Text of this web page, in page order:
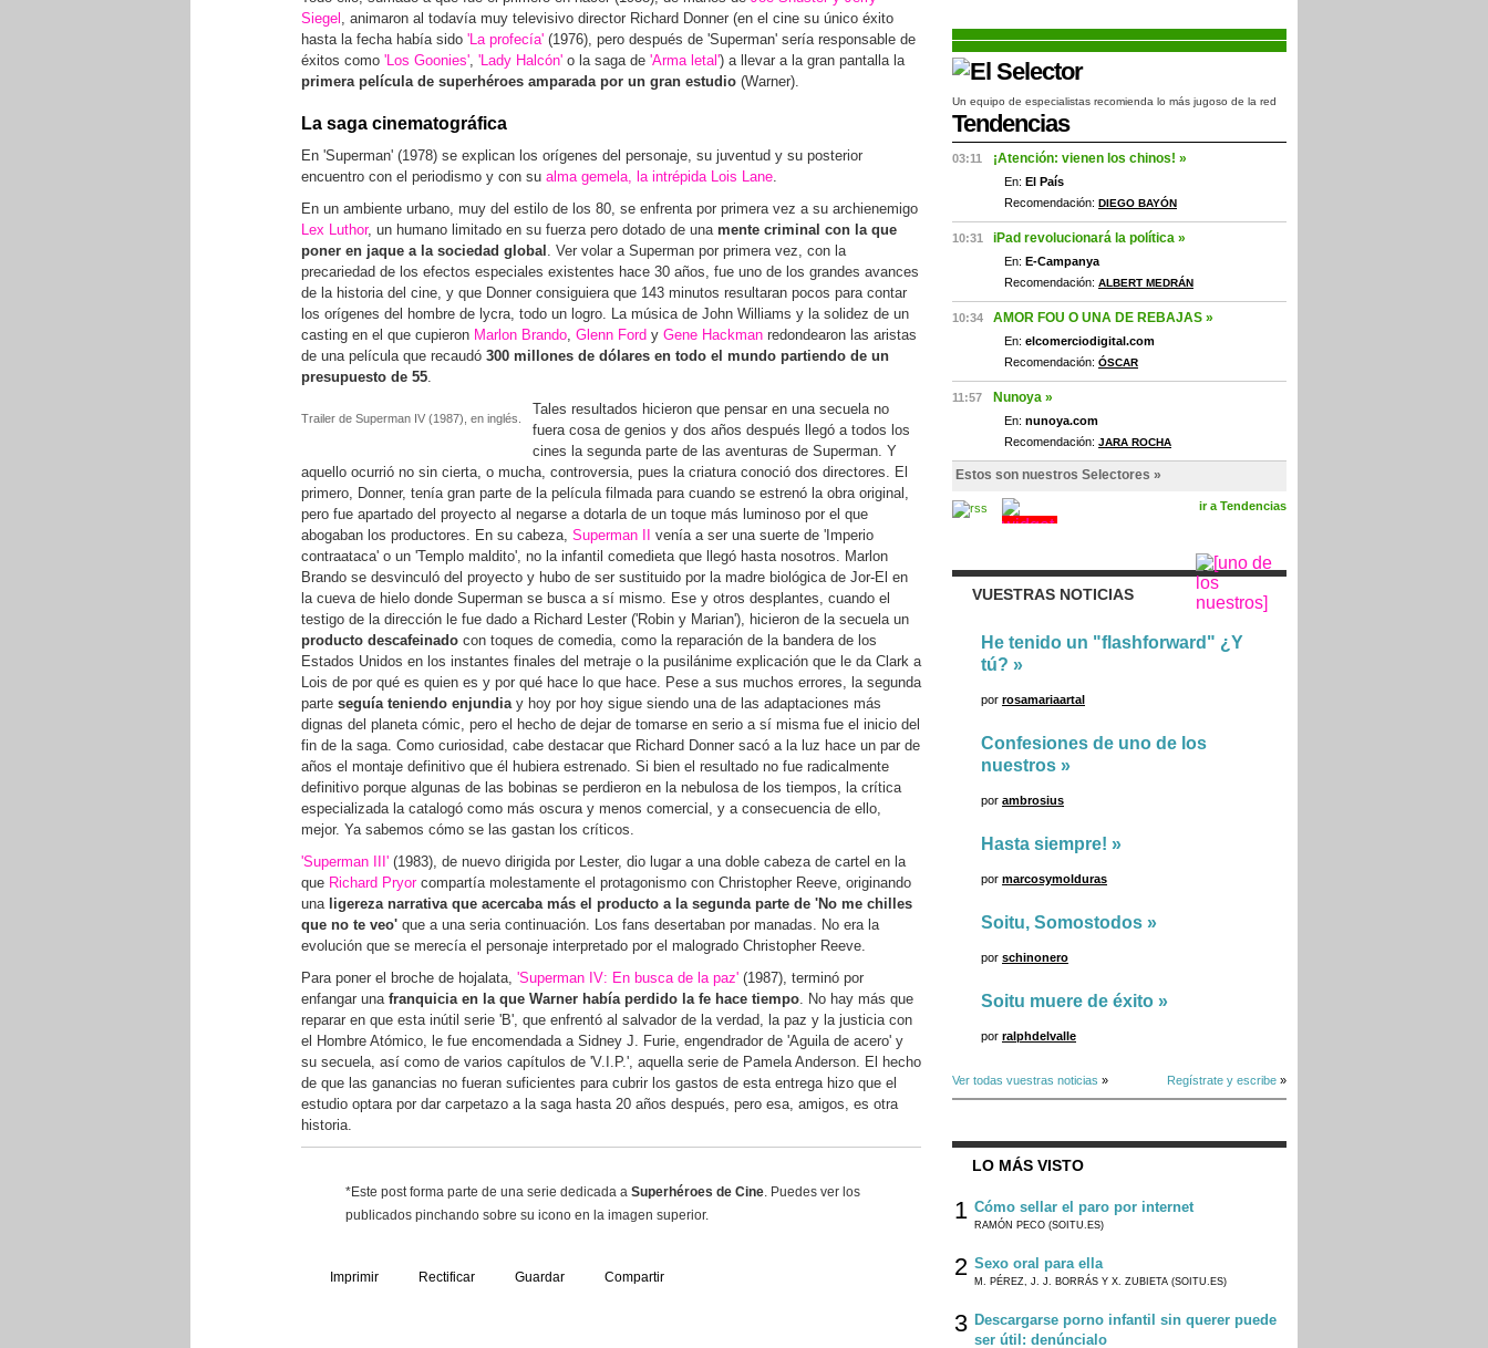
Siegel , animaron al todavía muy televisivo director Richard Donner (en el cine su único éxito
hasta la fecha había sido 'La profecía' (1976), pero después de 'Superman' sería responsable de
éxitos como 'Los Goonies', 'Lady Halcón' o la saga de 'Arma letal') a llevar a la gran pantalla la
primera película de superhéroes amparada por un gran estudio (Warner).
La saga cinematográfica
En 'Superman' (1978) se explican los orígenes del personaje, su juventud y su posterior
encuentro con el periodismo y con su alma gemela, la intrépida Lois Lane.
En un ambiente urbano, muy del estilo de los 80, se enfrenta por primera vez a su archienemigo
Lex Luthor, un humano limitado en su fuerza pero dotado de una mente criminal con la que
poner en jaque a la sociedad global . Ver volar a Superman por primera vez, con la
precariedad de los efectos especiales existentes hace 30 años, fue uno de los grandes avances
de la historia del cine, y que Donner consiguiera que 143 minutos resultaran pocos para contar
los orígenes del hombre de lycra, todo un logro. La música de John Williams y la solidez de un
casting en el que cupieron Marlon Brando, Glenn Ford y Gene Hackman redondearon las aristas
de una película que recaudó 300 millones de dólares en todo el mundo partiendo de un
presupuesto de 55.
Trailer de Superman IV (1987), en inglés.
Tales resultados hicieron que pensar en una secuela no
fuera cosa de genios y dos años después llegó a todos los
cines la segunda parte de las aventuras de Superman. Y
aquello ocurrió no sin cierta, o mucha, controversia, pues la criatura conoció dos directores. El
primero, Donner, tenía gran parte de la película filmada para cuando se estrenó la obra original,
pero fue apartado del proyecto al negarse a dotarla de un toque más luminoso por el que
abogaban los productores. En su cabeza, Superman II
venía a ser una suerte de 'Imperio
contraataca' o un 'Templo maldito', no la infantil comedieta que llegó hasta nosotros. Marlon
Brando se desvinculó del proyecto y hubo de ser sustituido por la madre biológica de Jor-El en
la cueva de hielo donde Superman se busca a sí mismo. Ese y otros desplantes, cuando el
testigo de la dirección le fue dado a Richard Lester ('Robin y Marian'), hicieron de la secuela un
producto descafeinado con toques de comedia, como la reparación de la bandera de los
Estados Unidos en los instantes finales del metraje o la pusilánime explicación que le da Clark a
Lois de por qué es quien es y por qué hace lo que hace. Pese a sus muchos errores, la segunda
parte seguía teniendo enjundiay hoy por hoy sigue siendo una de las adaptaciones más
dignas del planeta cómic, pero el hecho de dejar de tomarse en serio a sí misma fue el inicio del
fin de la saga. Como curiosidad, cabe destacar que Richard Donner sacó a la luz hace un par de
años el montaje definitivo que él hubiera estrenado. Si bien el resultado no fue radicalmente
definitivo porque algunas de las bobinas se perdieron en la nebulosa de los tiempos, la crítica
especializada la catalogó como más oscura y menos comercial, y a consecuencia de ello,
mejor. Ya sabemos cómo se las gastan los críticos.
'Superman III' (1983), de nuevo dirigida por Lester, dio lugar a una doble cabeza de cartel en la
que Richard Pryorcompartía molestamente el protagonismo con Christopher Reeve, originando
una ligereza narrativa que acercaba más el producto a la segunda parte de 'No me chilles
que no te veo' que a una seria continuación. Los fans desertaban por manadas. No era la
evolución que se merecía el personaje interpretado por el malogrado Christopher Reeve.
Para poner el broche de hojalata, 'Superman IV: En busca de la paz' (1987), terminó por
enfangar una franquicia en la que Warner había perdido la fe hace tiempo. No hay más que
reparar en que esta inútil serie 'B', que enfrentó al salvador de la verdad, la paz y la justicia con
el Hombre Atómico, le fue encomendada a Sidney J. Furie, engendrador de 'Aguila de acero' y
su secuela, así como de varios capítulos de 'V.I.P.', aquella serie de Pamela Anderson. El hecho
de que las ganancias no fueran suficientes para cubrir los gastos de esta entrega hizo que el
estudio optara por dar carpetazo a la saga hasta 20 años después, pero esa, amigos, es otra
historia.
*Este post forma parte de una serie dedicada a Superhéroes de Cine. Puedes ver los
publicados pinchando sobre su icono en la imagen superior.
Imprimir Rectificar Guardar Compartir
Un equipo de especialistas recomienda lo más jugoso de la red
Tendencias
03:11 ¡Atención: vienen los chinos! »
En: El País
Recomendación: DIEGO BAYÓN
10:31 iPad revolucionará la política »
En: E-Campanya
Recomendación: ALBERT MEDRÁN
10:34 AMOR FOU O UNA DE REBAJAS »
En: elcomerciodigital.com
Recomendación: ÓSCAR
11:57 Nunoya »
En: nunoya.com
Recomendación: JARA ROCHA
Estos son nuestros Selectores »
ir a Tendencias
VUESTRAS NOTICIAS
He tenido un "flashforward" ¿Y
tú? »
por rosamariaartal
Confesiones de uno de los
nuestros »
por ambrosius
Hasta siempre! »
por marcosymolduras
Soitu, Somostodos »
por schinonero
Soitu muere de éxito »
por ralphdelvalle
Ver todas vuestras noticias » Regístrate y escribe »
LO MÁS VISTO
1 Cómo sellar el paro por internet
RAMÓN PECO (SOITU.ES)
2 Sexo oral para ella
M. PÉREZ, J. J. BORRÁS Y X. ZUBIETA (SOITU.ES)
3 Descargarse porno infantil sin querer puede
ser útil: denúncialo